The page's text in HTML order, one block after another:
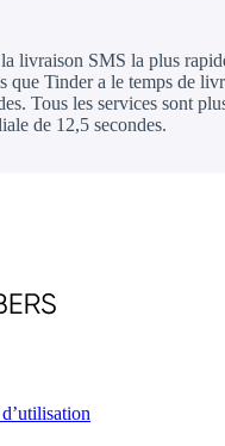
livraison SMS la plus
que Tinder a le temps de
Tous les services sont
de 12,5 secondes.